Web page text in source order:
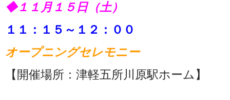
◆１１月１５日（土）
１１：１５～１２：００
オープニングセレモニー
【開催場所：津軽五所川原駅ホーム】